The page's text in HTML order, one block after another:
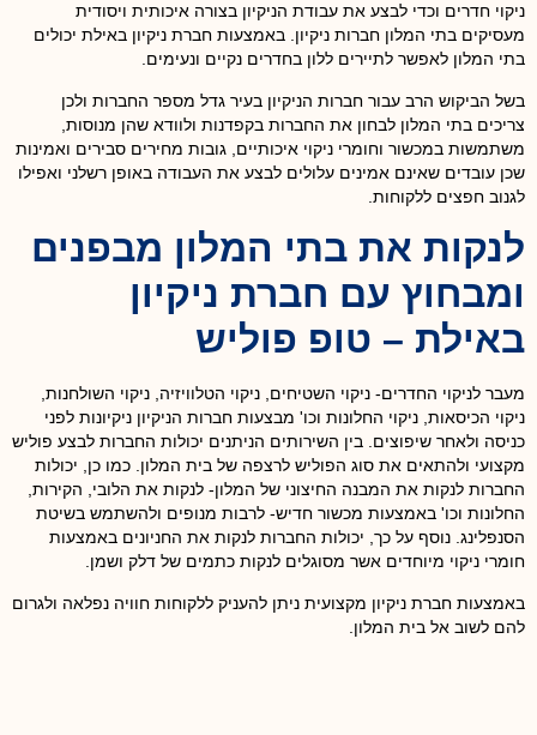
ניקוי חדרים וכדי לבצע את עבודת הניקיון בצורה איכותית ויסודית
מעסיקים בתי המלון חברות ניקיון. באמצעות חברת ניקיון באילת יכולים
בתי המלון לאפשר לתיירים ללון בחדרים נקיים ונעימים.
בשל הביקוש הרב עבור חברות הניקיון בעיר גדל מספר החברות ולכן
צריכים בתי המלון לבחון את החברות בקפדנות ולוודא שהן מנוסות,
משתמשות במכשור וחומרי ניקוי איכותיים, גובות מחירים סבירים ואמינות
שכן עובדים שאינם אמינים עלולים לבצע את העבודה באופן רשלני ואפילו
לגנוב חפצים ללקוחות.
לנקות את בתי המלון מבפנים
ומבחוץ עם חברת ניקיון
באילת – טופ פוליש
מעבר לניקוי החדרים- ניקוי השטיחים, ניקוי הטלוויזיה, ניקוי השולחנות,
ניקוי הכיסאות, ניקוי החלונות וכו' מבצעות חברות הניקיון ניקיונות לפני
כניסה ולאחר שיפוצים. בין השירותים הניתנים יכולות החברות לבצע פוליש
מקצועי ולהתאים את סוג הפוליש לרצפה של בית המלון. כמו כן, יכולות
החברות לנקות את המבנה החיצוני של המלון- לנקות את הלובי, הקירות,
החלונות וכו' באמצעות מכשור חדיש- לרבות מנופים ולהשתמש בשיטת
הסנפלינג. נוסף על כך, יכולות החברות לנקות את החניונים באמצעות
חומרי ניקוי מיוחדים אשר מסוגלים לנקות כתמים של דלק ושמן.
באמצעות חברת ניקיון מקצועית ניתן להעניק ללקוחות חוויה נפלאה ולגרום
להם לשוב אל בית המלון.